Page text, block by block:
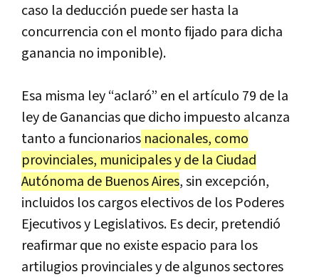
caso la deducción puedeser hasta la
concurrencia con el montofijado para dicha
ganancia no imponible).
Esa misma ley“aclaró” en el artículo 79 de la
leydeGananciasquedicho impuesto alcanza
tanto afuncionarios nacionales, como
provinciales, municipalesyde la Ciudad
Autónoma de BuenosAires,sin excepción,
incluidos loscargoselectivosde los Poderes
Ejecutivosy Legislativos. Esdecir, pretendió
reafirmarque no existeespacio para los
artilugios provincialesydealgunossectores